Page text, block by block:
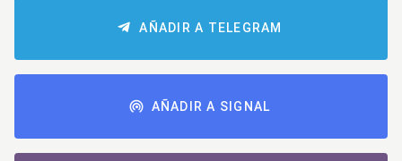
AÑADIR A TELEGRAM
AÑADIR A SIGNAL